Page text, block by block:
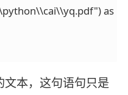
as
本，这句语句只是